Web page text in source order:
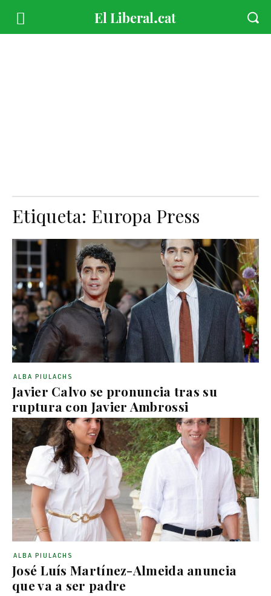
Etiqueta: Europa Press
Javier Calvo se pronuncia tras su
ruptura con Javier Ambrossi
ALBA PIULACHS
José Luís Martínez-Almeida anuncia
que va a ser padre
ALBA PIULACHS